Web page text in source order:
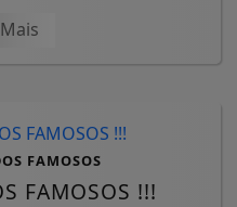
FAMOSOS
FAMOSOS !!!